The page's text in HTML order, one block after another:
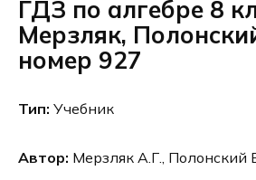
ГДЗ по алгебре 8
Мерзляк,
номер 927
Тип: Учебник
Автор: Мерзляк А.Г., Полонский